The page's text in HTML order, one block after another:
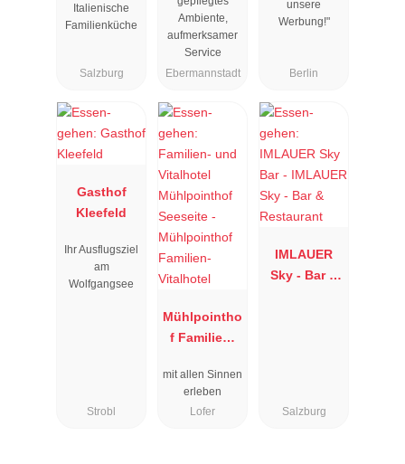
Italienische
Familienküche
Salzburg
Ambiente,
aufmerksamer
Service
Ebermannstadt
unsere
Werbung!"
Berlin
Gasthof
Kleefeld
Ihr Ausflugsziel
am
Wolfgangsee
Strobl
Mühlpointho
f Familien-
mit allen Sinnen
erleben
Lofer
IMLAUER
Sky - Bar &
Salzburg